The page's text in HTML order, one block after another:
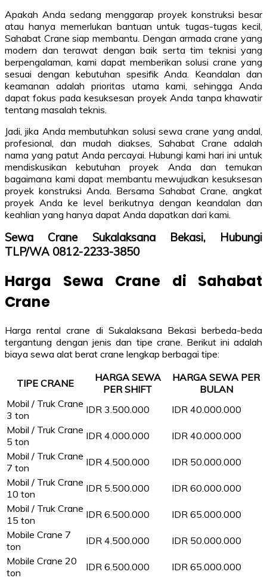
Apakah Anda sedang menggarap proyek konstruksi besar
atau hanya memerlukan bantuan untuk tugas-tugas kecil,
Sahabat Crane siap membantu. Dengan armada crane yang
modern dan terawat dengan baik serta tim teknisi yang
berpengalaman, kami dapat memberikan solusi crane yang
sesuai dengan kebutuhan spesifik Anda. Keandalan dan
keamanan adalah prioritas utama kami, sehingga Anda
dapat fokus pada kesuksesan proyek Anda tanpa khawatir
tentang masalah teknis.
Jadi, jika Anda membutuhkan solusi sewa crane yang andal,
profesional, dan mudah diakses, Sahabat Crane adalah
nama yang patut Anda percayai. Hubungi kami hari ini untuk
mendiskusikan kebutuhan proyek Anda dan temukan
bagaimana kami dapat membantu mewujudkan kesuksesan
proyek konstruksi Anda. Bersama Sahabat Crane, angkat
proyek Anda ke level berikutnya dengan keandalan dan
keahlian yang hanya dapat Anda dapatkan dari kami.
Sewa Crane Sukalaksana Bekasi, Hubungi
TLP/WA 0812-2233-3850
Harga Sewa Crane di Sahabat
Crane
Harga rental crane di Sukalaksana Bekasi berbeda-beda
tergantung dengan jenis dan tipe crane. Berikut ini adalah
biaya sewa alat berat crane lengkap berbagai tipe:
TIPE CRANE
HARGA SEWA
PER SHIFT
HARGA SEWA PER
BULAN
Mobil / Truk Crane
3 ton
IDR 3.500.000
IDR 40.000.000
Mobil / Truk Crane
5 ton
IDR 4.000.000
IDR 40.000.000
Mobil / Truk Crane
7 ton
IDR 4.500.000
IDR 50.000.000
Mobil / Truk Crane
10 ton
IDR 5.500.000
IDR 60.000.000
Mobil / Truk Crane
15 ton
IDR 6.500.000
IDR 65.000.000
Mobile Crane 7
ton
IDR 4.500.000
IDR 50.000.000
Mobile Crane 20
ton
IDR 6.500.000
IDR 65.000.000